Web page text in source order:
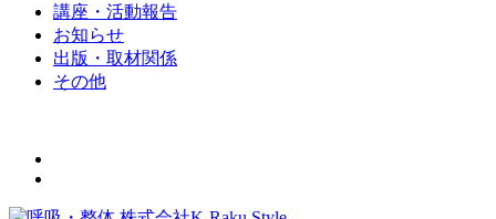
講座・活動報告
お知らせ
出版・取材関係
その他